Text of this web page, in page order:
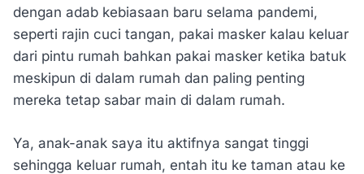
dengan adab kebiasaan baru selama pandemi,
seperti rajin cuci tangan, pakai masker kalau keluar
dari pintu rumah bahkan pakai masker ketika batuk
meskipun di dalam rumah dan paling penting
mereka tetap sabar main di dalam rumah.
Ya, anak-anak saya itu aktifnya sangat tinggi
sehingga keluar rumah, entah itu ke taman atau ke